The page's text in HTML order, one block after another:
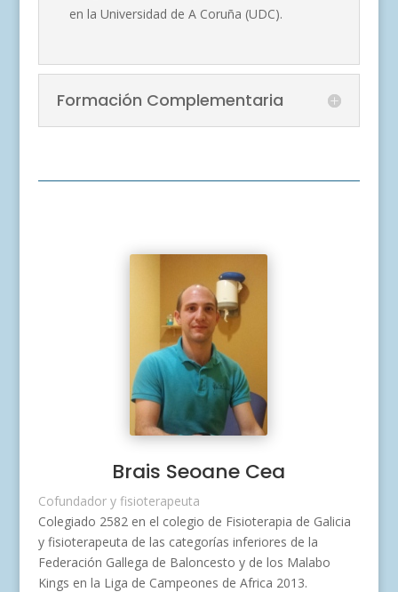
en la Universidad de A Coruña (UDC).
Formación Complementaria
Brais Seoane Cea
Cofundador y fisioterapeuta
Colegiado 2582 en el colegio de Fisioterapia de Galicia
y fisioterapeuta de las categorías inferiores de la
Federación Gallega de Baloncesto y de los Malabo
Kings en la Liga de Campeones de Africa 2013.